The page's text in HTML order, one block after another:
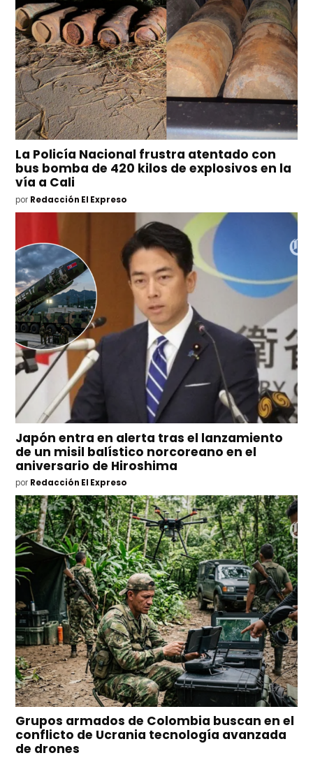
La Policía Nacional frustra atentado con
bus bomba de 420 kilos de explosivos en la
vía a Cali
por Redacción El Expreso
Japón entra en alerta tras el lanzamiento
de un misil balístico norcoreano en el
aniversario de Hiroshima
por Redacción El Expreso
Grupos armados de Colombia buscan en el
conflicto de Ucrania tecnología avanzada
de drones